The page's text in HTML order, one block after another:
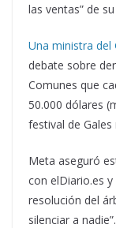
las ventas” de
Una ministra del
debate sobre
Comunes que
50.000 dólares
festival de
Meta aseguró
con elDiario.es
resolución del
silenciar a